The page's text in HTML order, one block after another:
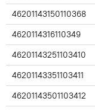
46201143150110368
4620114316110349
46201143251103410
46201143351103411
46201143501103412